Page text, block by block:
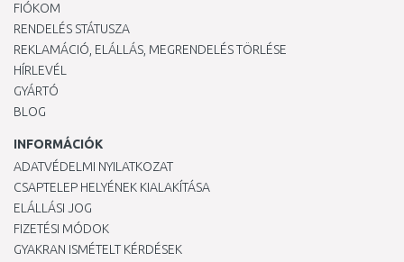
FIÓKOM
RENDELÉS STÁTUSZA
REKLAMÁCIÓ, ELÁLLÁS, MEGRENDELÉS TÖRLÉSE
HÍRLEVÉL
GYÁRTÓ
BLOG
INFORMÁCIÓK
ADATVÉDELMI NYILATKOZAT
CSAPTELEP HELYÉNEK KIALAKÍTÁSA
ELÁLLÁSI JOG
FIZETÉSI MÓDOK
GYAKRAN ISMÉTELT KÉRDÉSEK